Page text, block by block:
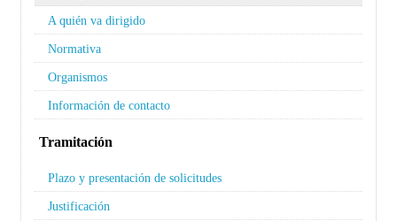
A quién va dirigido
Normativa
Organismos
Información de contacto
Tramitación
Plazo y presentación de solicitudes
Justificación